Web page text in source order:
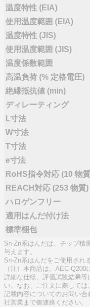
温度特性 (EIA)
使用温度範囲 (EIA)
温度特性 (JIS)
使用温度範囲 (JIS)
温度係数範囲
高温負荷 (% 定格電圧)
絶縁抵抗値 (min)
ディレーティング
L寸法
W寸法
T寸法
e寸法
RoHS指令対応 (10 物
REACH対応 (253 物質)
ハロゲンフリー
適用はんだ付け法
標準梱包
Sn-Zn系はんだは、チップ積
与えます。
Sn-Zn系はんだをご使用され
（注）本商品は、AEC-
詳細な仕様、評価試験結果
い。なお、ご注文に際しては
記載内容についてのお問い
社営業まで御連絡ください。